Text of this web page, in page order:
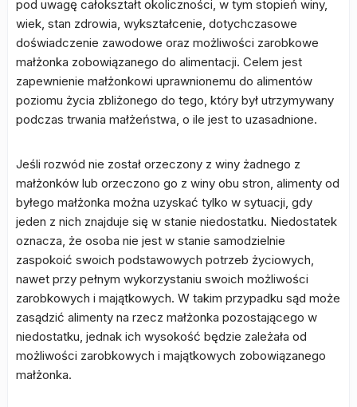
pod uwagę całokształt okoliczności, w tym stopień winy,
wiek, stan zdrowia, wykształcenie, dotychczasowe
doświadczenie zawodowe oraz możliwości zarobkowe
małżonka zobowiązanego do alimentacji. Celem jest
zapewnienie małżonkowi uprawnionemu do alimentów
poziomu życia zbliżonego do tego, który był utrzymywany
podczas trwania małżeństwa, o ile jest to uzasadnione.
Jeśli rozwód nie został orzeczony z winy żadnego z
małżonków lub orzeczono go z winy obu stron, alimenty od
byłego małżonka można uzyskać tylko w sytuacji, gdy
jeden z nich znajduje się w stanie niedostatku. Niedostatek
oznacza, że osoba nie jest w stanie samodzielnie
zaspokoić swoich podstawowych potrzeb życiowych,
nawet przy pełnym wykorzystaniu swoich możliwości
zarobkowych i majątkowych. W takim przypadku sąd może
zasądzić alimenty na rzecz małżonka pozostającego w
niedostatku, jednak ich wysokość będzie zależała od
możliwości zarobkowych i majątkowych zobowiązanego
małżonka.